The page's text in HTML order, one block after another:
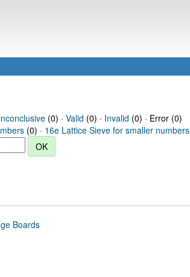
(0) · Valid (0) · Invalid (0) · Error (0)
(0) · 16e Lattice Sieve for smaller numbers
Boards